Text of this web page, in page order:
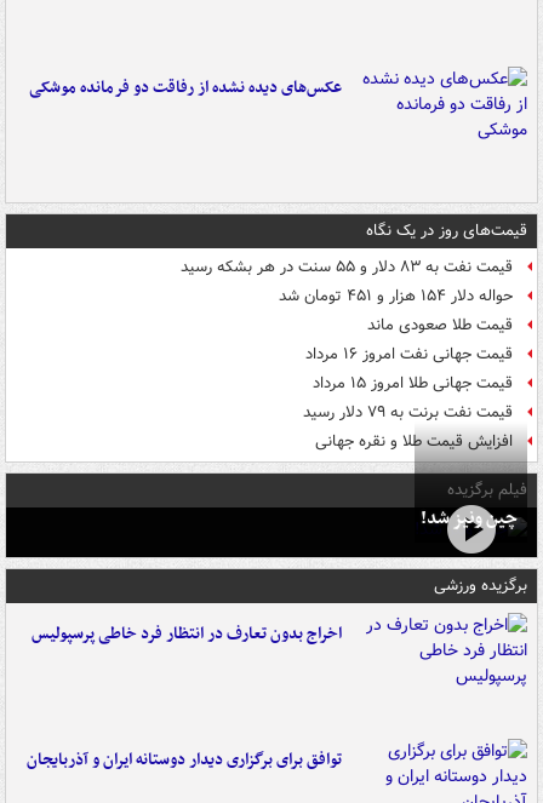
عکس‌های دیده نشده از رفاقت دو فرمانده‌ موشکی
قیمت‌های روز در یک نگاه
قیمت نفت به ۸۳ دلار و ۵۵ سنت در هر بشکه رسید
حواله دلار ۱۵۴ هزار و ۴۵۱ تومان شد
قیمت طلا صعودی ماند
قیمت جهانی نفت امروز ۱۶ مرداد
قیمت جهانی طلا امروز ۱۵ مرداد
قیمت نفت برنت به ۷۹ دلار رسید
افزایش قیمت طلا و نقره جهانی
فیلم برگزیده
چین ونیز شد!
برگزیده ورزشی
اخراج بدون تعارف در انتظار فرد خاطی پرسپولیس
توافق برای برگزاری دیدار دوستانه ایران و آذربایجان